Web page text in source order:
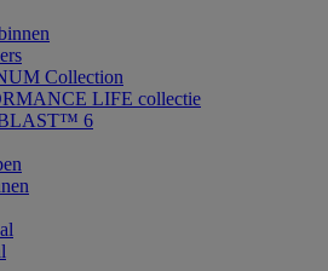
Collection
LIFE collectie
6